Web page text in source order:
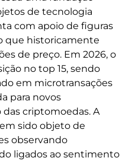
de tecnologia
com apoio de figuras
que historicamente
de preço. Em 2026, o
no top 15, sendo
em microtransações
para novos
criptomoedas. A
sido objeto de
observando
ligados ao sentimento